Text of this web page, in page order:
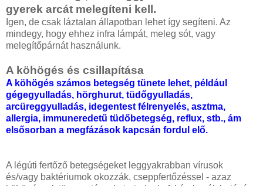
gyerek arcát melegíteni kell.
Igen, de csak láztalan állapotban lehet így segíteni. Az
mindegy, hogy ehhez infra lámpát, meleg sót, vagy
melegítőpárnát használunk.
A köhögés és csillapítása
A köhögés számos betegség tünete lehet, például
gégegyulladás, hörghurut, tüdőgyulladás,
arcüreggyulladás, idegentest félrenyelés, asztma,
allergia, immuneredetű tüdőbetegség, reflux, stb., ám
elsősorban a megfázások kapcsán fordul elő.
A légúti fertőző betegségeket leggyakrabban vírusok
és/vagy baktériumok okozzák, cseppfertőzéssel - azaz